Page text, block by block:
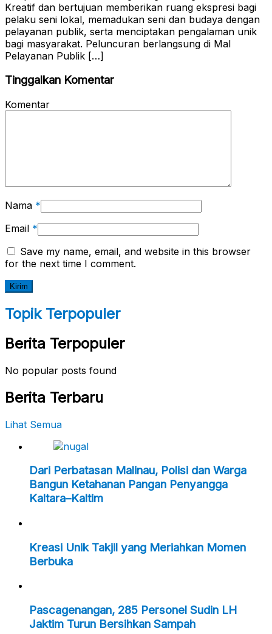
Kreatif dan bertujuan memberikan ruang ekspresi bagi
pelaku seni lokal, memadukan seni dan budaya dengan
pelayanan publik, serta menciptakan pengalaman unik
bagi masyarakat. Peluncuran berlangsung di Mal
Pelayanan Publik […]
Tinggalkan Komentar
Komentar
Nama *
Email *
Save my name, email, and website in this browser
for the next time I comment.
Topik Terpopuler
Berita Terpopuler
No popular posts found
Berita Terbaru
Lihat Semua
Dari Perbatasan Malinau, Polisi dan Warga
Bangun Ketahanan Pangan Penyangga
Kaltara–Kaltim
Kreasi Unik Takjil yang Meriahkan Momen
Berbuka
Pascagenangan, 285 Personel Sudin LH
Jaktim Turun Bersihkan Sampah